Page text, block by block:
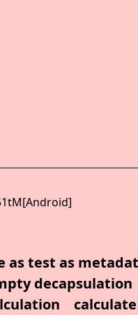
as test as
decapsulation
calculate